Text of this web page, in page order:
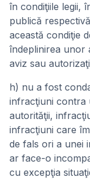
în condiţiile legii,
publică
această condiţie
îndeplinirea unor
aviz sau
h) nu a fost
infracţiuni contra
autorităţii,
infracţiuni care
de fals ori a unei
ar face-o
cu excepţia